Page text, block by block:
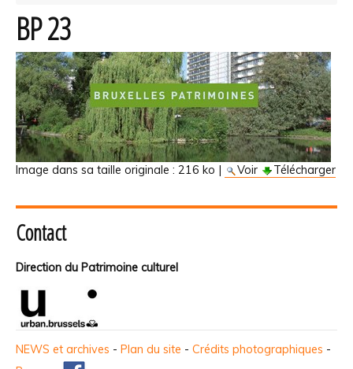
BP 23
Image dans sa taille originale : 216 ko | Voir Télécharger
Contact
Direction du Patrimoine culturel
NEWS et archives - Plan du site - Crédits photographiques -